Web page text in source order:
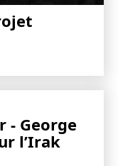
- George
l’Irak